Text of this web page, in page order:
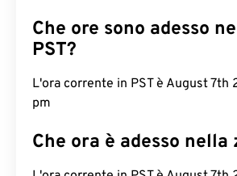
Che ore sono adesso
PST?
L'ora corrente in PST è August
pm
Che ora è adesso nella